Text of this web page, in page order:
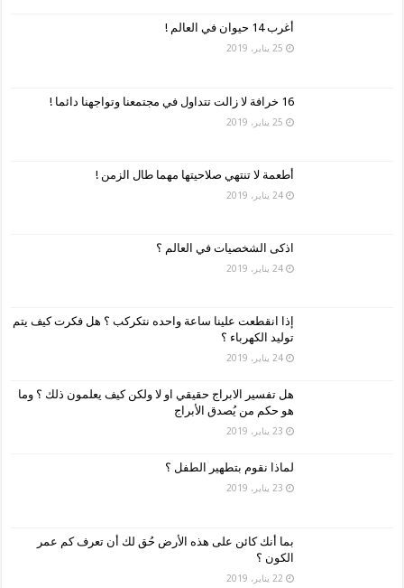
أغرب 14 حيوان في العالم !
25 يناير، 2019
16 خرافة لا زالت تتداول في مجتمعنا وتواجهنا دائما !
25 يناير، 2019
أطعمة لا تنتهي صلاحيتها مهما طال الزمن !
24 يناير، 2019
اذكى الشخصيات في العالم ؟
24 يناير، 2019
إذا انقطعت علينا ساعة واحده نتكركب ؟ هل فكرت كيف يتم
توليد الكهرباء ؟
24 يناير، 2019
هل تفسير الابراج حقيقي او لا ولكن كيف يعلمون ذلك ؟ وما
هو حكم من يُصدق الأبراج
23 يناير، 2019
لماذا نقوم بتطهير الطفل ؟
23 يناير، 2019
بما أنك كائن على هذه الأرض حُق لك أن تعرف كم عمر
الكون ؟
22 يناير، 2019